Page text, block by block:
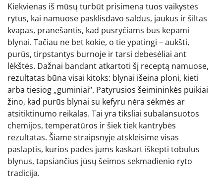
Kiekvienas iš mūsų turbūt prisimena tuos vaikystės
rytus, kai namuose pasklisdavo saldus, jaukus ir šiltas
kvapas, pranešantis, kad pusryčiams bus kepami
blynai. Tačiau ne bet kokie, o tie ypatingi – aukšti,
purūs, tirpstantys burnoje ir tarsi debesėliai ant
lėkštės. Dažnai bandant atkartoti šį receptą namuose,
rezultatas būna visai kitoks: blynai išeina ploni, kieti
arba tiesiog „guminiai“. Patyrusios šeimininkės puikiai
žino, kad purūs blynai su kefyru nėra sėkmės ar
atsitiktinumo reikalas. Tai yra tiksliai subalansuotos
chemijos, temperatūros ir šiek tiek kantrybės
rezultatas. Šiame straipsnyje atskleisime visas
paslaptis, kurios padės jums kaskart iškepti tobulus
blynus, tapsiančius jūsų šeimos sekmadienio ryto
tradicija.